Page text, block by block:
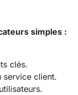
simples :
clés.
service client.